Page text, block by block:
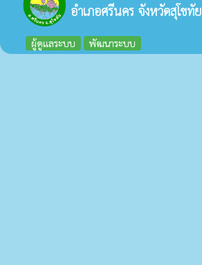
อำเภอศรีนคร จังหวัดสุโขทัย
ผู้ดูแลระบบ พัฒนาระบบ